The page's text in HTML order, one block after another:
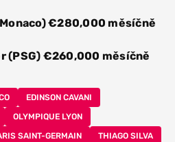
€280,000 měsíčně
(PSG) €260,000 měsíčně
EDINSON CAVANI
OLYMPIQUE LYON
SAINT-GERMAIN THIAGO SILVA